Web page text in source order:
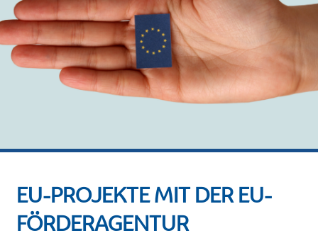
EU-PROJEKTE MIT DER EU-
FÖRDERAGENTUR